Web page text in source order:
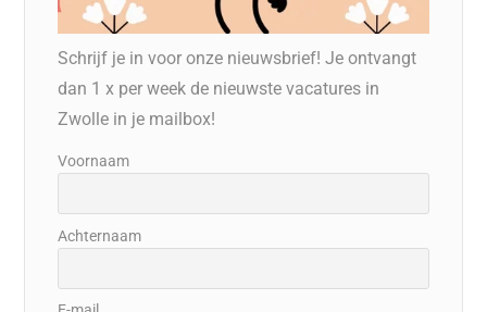
Schrijf je in voor onze nieuwsbrief! Je ontvangt
dan 1 x per week de nieuwste vacatures in
Zwolle in je mailbox!
Voornaam
Achternaam